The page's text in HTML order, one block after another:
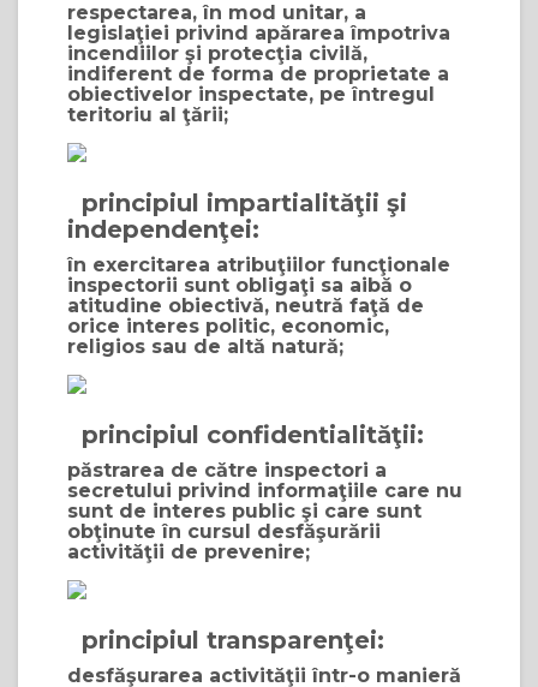
respectarea, în mod unitar, a
legislaţiei privind apărarea împotriva
incendiilor şi protecţia civilă,
indiferent de forma de proprietate a
obiectivelor inspectate, pe întregul
teritoriu al ţării;
principiul impartialităţii şi
independenţei:
în exercitarea atribuţiilor funcţionale
inspectorii sunt obligaţi sa aibă o
atitudine obiectivă, neutră faţă de
orice interes politic, economic,
religios sau de altă natură;
principiul confidentialităţii:
păstrarea de către inspectori a
secretului privind informaţiile care nu
sunt de interes public şi care sunt
obţinute în cursul desfăşurării
activităţii de prevenire;
principiul transparenţei:
desfăşurarea activităţii într-o manieră